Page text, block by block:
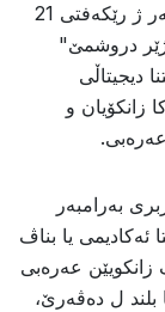
زانکۆیێن عەرەبی دا کڕ ئەوێن وەلاتێ کوێتێ هەر ژ رێکەفتی 21
کری، ل ژێر دروشمێ"
دیجیتاڵی
زانکۆیان و
بەرامبەر
ئەکادیمی یا بناڤ
زانکویێن عەرەبی
بلند ل دەڤەرێ،